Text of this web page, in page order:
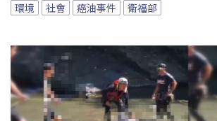
環境 社會 癌油事件 衛福部